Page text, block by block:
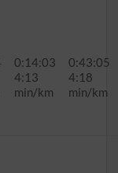
0:14:03
4:13
min/km
0:43:05
4:18
min/km